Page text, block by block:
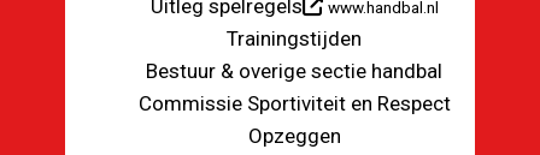
Uitleg spelregels
www.handbal.nl
Trainingstijden
Bestuur & overige sectie handbal
Commissie Sportiviteit en Respect
Opzeggen